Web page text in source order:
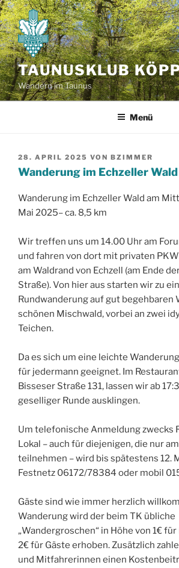
Zum
Inhalt
springen
TAUNUSKLUB
Wandern im Taunus
Menü
VERÖFFENTLICHT
AM
28. APRIL 2025 VON BZIMMER
Wanderung im Echzeller Wald
Wanderung im Echzeller Wald am
Mai 2025– ca. 8,5 km
Wir treffen uns um 14.00 Uhr am
und fahren von dort mit privaten
am Waldrand von Echzell (am Ende
Straße). Von hier aus starten wir zu
Rundwanderung auf gut begehbaren
schönen Mischwald, vorbei an zwei
Teichen.
Da es sich um eine leichte
für jedermann geeignet. Im
Bisseser Straße 131, lassen wir ab
geselliger Runde ausklingen.
Um telefonische Anmeldung zwecks
Lokal – auch für diejenigen, die nur
teilnehmen – wird bis spätestens 12.
Festnetz 06172/78384 oder mobil
Gäste sind wie immer herzlich
Wanderung wird der beim TK übliche
„Wandergroschen“ in Höhe von 1€
2€ für Gäste erhoben. Zusätzlich
und Mitfahrerinnen einen